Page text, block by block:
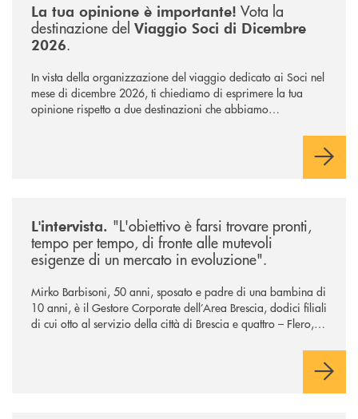
La tua opinione è importante! Vota la
destinazione del Viaggio Soci di Dicembre
2026.
In vista della organizzazione del viaggio dedicato ai Soci nel
mese di dicembre 2026, ti chiediamo di esprimere la tua
opinione rispetto a due destinazioni che abbiamo
L'intervista. "L'obiettivo è farsi trovare pronti,
tempo per tempo, di fronte alle mutevoli
esigenze di un mercato in evoluzione".
Mirko Barbisoni, 50 anni, sposato e padre di una bambina di
10 anni, è il Gestore Corporate dell’Area Brescia, dodici filiali
di cui otto al servizio della città di Brescia e quattro – Flero,